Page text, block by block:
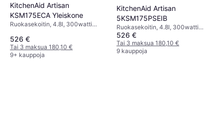
KitchenAid Artisan
KSM175ECA Yleiskone
Ruokasekoitin, 4.8l, 300watti
Roiskeensuoja, Kansi
syöttöaukolla
526 €
Tai 3 maksua 180,10 €
9+ kauppoja
KitchenAid Artisan
5KSM175PSEIB
Ruokasekoitin, 4.8l, 300watti
Astianpesukoneenkestävät Osat,
Turbo-/Pulssitoiminto,
Roiskeensuoja
526 €
Tai 3 maksua 180,10 €
9 kauppoja